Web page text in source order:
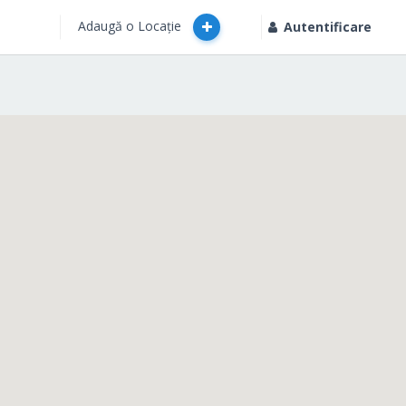
Adaugă o Locație Autentificare